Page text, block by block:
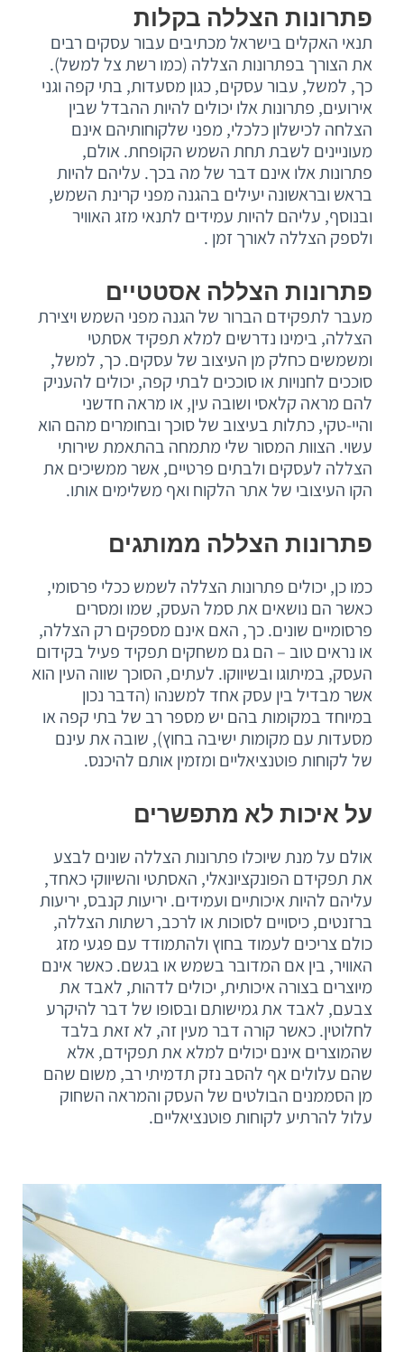
פתרונות הצללה בקלות
תנאי האקלים בישראל מכתיבים עבור עסקים רבים
את הצורך בפתרונות הצללה (כמו רשת צל למשל).
כך, למשל, עבור עסקים, כגון מסעדות, בתי קפה וגני
אירועים, פתרונות אלו יכולים להיות ההבדל שבין
הצלחה לכישלון כלכלי, מפני שלקוחותיהם אינם
מעוניינים לשבת תחת השמש הקופחת. אולם,
פתרונות אלו אינם דבר של מה בכך. עליהם להיות
בראש ובראשונה יעילים בהגנה מפני קרינת השמש,
ובנוסף, עליהם להיות עמידים לתנאי מזג האוויר
ולספק הצללה לאורך זמן .
פתרונות הצללה אסטטיים
מעבר לתפקידם הברור של הגנה מפני השמש ויצירת
הצללה, בימינו נדרשים למלא תפקיד אסתטי
ומשמשים כחלק מן העיצוב של עסקים. כך, למשל,
סוככים לחנויות או סוככים לבתי קפה, יכולים להעניק
להם מראה קלאסי ושובה עין, או מראה חדשני
והיי-טקי, כתלות בעיצוב של סוכך ובחומרים מהם הוא
עשוי. הצוות המסור שלי מתמחה בהתאמת שירותי
הצללה לעסקים ולבתים פרטיים, אשר ממשיכים את
הקו העיצובי של אתר הלקוח ואף משלימים אותו.
פתרונות הצללה ממותגים
כמו כן, יכולים פתרונות הצללה לשמש ככלי פרסומי,
כאשר הם נושאים את סמל העסק, שמו ומסרים
פרסומיים שונים. כך, האם אינם מספקים רק הצללה,
או נראים טוב – הם גם משחקים תפקיד פעיל בקידום
העסק, במיתוגו ובשיווקו. לעתים, הסוכך שווה העין הוא
אשר מבדיל בין עסק אחד למשנהו (הדבר נכון
במיוחד במקומות בהם יש מספר רב של בתי קפה או
מסעדות עם מקומות ישיבה בחוץ), שובה את עינם
של לקוחות פוטנציאליים ומזמין אותם להיכנס.
על איכות לא מתפשרים
אולם על מנת שיוכלו פתרונות הצללה שונים לבצע
את תפקידם הפונקציונאלי, האסתטי והשיווקי כאחד,
עליהם להיות איכותיים ועמידים. יריעות קנבס, יריעות
ברזנטים, כיסויים לסוכות או לרכב, רשתות הצללה,
כולם צריכים לעמוד בחוץ ולהתמודד עם פגעי מזג
האוויר, בין אם המדובר בשמש או בגשם. כאשר אינם
מיוצרים בצורה איכותית, יכולים לדהות, לאבד את
צבעם, לאבד את גמישותם ובסופו של דבר להיקרע
לחלוטין. כאשר קורה דבר מעין זה, לא זאת בלבד
שהמוצרים אינם יכולים למלא את תפקידם, אלא
שהם עלולים אף להסב נזק תדמיתי רב, משום שהם
מן הסממנים הבולטים של העסק והמראה השחוק
עלול להרתיע לקוחות פוטנציאליים.